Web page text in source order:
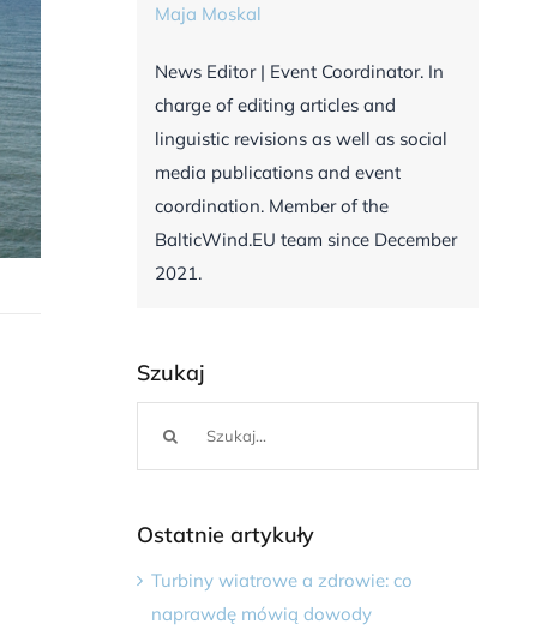
Maja Moskal
News Editor | Event Coordinator. In
charge of editing articles and
linguistic revisions as well as social
media publications and event
coordination. Member of the
BalticWind.EU team since December
2021.
Szukaj
Ostatnie artykuły
Turbiny wiatrowe a zdrowie: co
naprawdę mówią dowody